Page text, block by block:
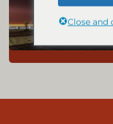
Close and